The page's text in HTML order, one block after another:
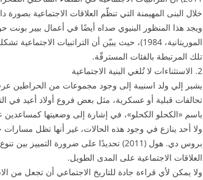
خلال البنى المهيمنة التي تنظّم العلاقات الاجتماعية بصورة
ويجد هذا المنظور البنيوي صداه أيضًا في أعمال بيير بونت
الموريتانية، 1984)، حيث يبيّن أن التراتبيات
تلك المرتبطة بالفئات المسترقّة.
2. الاستثناءات لا تُلغي البنية الاجتماعية
يشير إلي ولد اسنيبة إلى وجود مجموعات من الحراطين
تحالفات قبلية أو عسكرية، مثل بعض فروع أولاد أعيد في
باسم «الكحلو الكحلو»، في إشارة إلى وضعيتها
ولا أحد ينازع في وجود هذه الحالات، غير أنها تظل مسارات
بروس دي. هول (2011) تحديدًا على ضرورة
العلاقات الاجتماعية على المدى الطويل.
ولا يمكن لأي قراءة جادة للتاريخ الاجتماعي أن تجعل من